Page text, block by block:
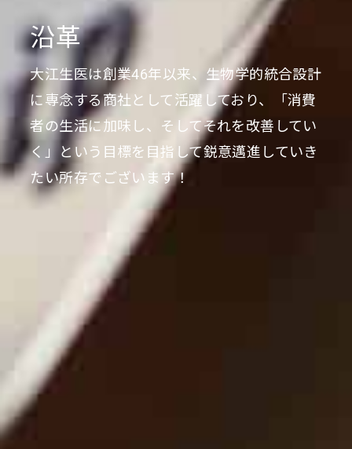
沿革
大江生医は創業46年以来、生物学的統合設計
に専念する商社として活躍しており、「消費
者の生活に加味し、そしてそれを改善してい
く」という目標を目指して鋭意邁進していき
たい所存でございます！